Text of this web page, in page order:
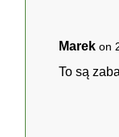
Marek on
To są